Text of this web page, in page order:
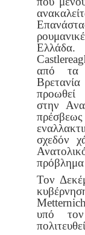
ανακα
ρουμανι
από τα
προωθεί
στην
σχεδόν
πρό
Τον
υπό